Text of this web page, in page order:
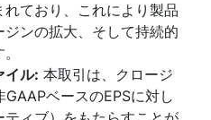
ており、これにより製品
ジンの拡大、そして持続的
イル: 本取引は、クロージ
ベースのEPSに対し